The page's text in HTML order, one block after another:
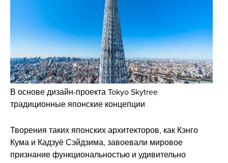
В основе дизайн-проекта Tokyo Skytree
традиционные японские концепции
Творения таких японских архитекторов, как Кэнго
Кума и Кадзуё Сэйдзима, завоевали мировое
признание функциональностью и удивительно